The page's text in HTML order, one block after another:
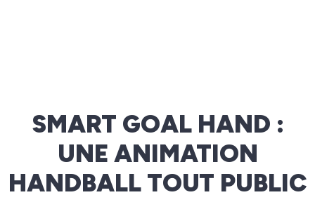
SMART GOAL HAND :
UNE ANIMATION
HANDBALL TOUT PUBLIC